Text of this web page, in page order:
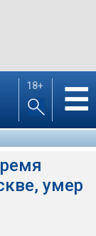
18+ ☰
умер